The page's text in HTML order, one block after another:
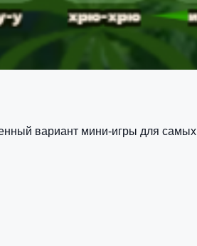
вариант мини-игры для самых